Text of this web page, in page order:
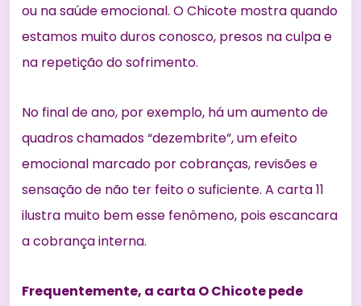
ou na saúde emocional. O Chicote mostra quando
estamos muito duros conosco, presos na culpa e
na repetição do sofrimento.
No final de ano, por exemplo, há um aumento de
quadros chamados “dezembrite”, um efeito
emocional marcado por cobranças, revisões e
sensação de não ter feito o suficiente. A carta 11
ilustra muito bem esse fenômeno, pois escancara
a cobrança interna.
Frequentemente, a carta O Chicote pede